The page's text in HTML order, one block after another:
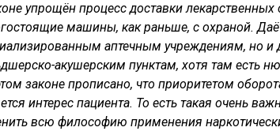
упрощён процесс доставки лекарственных
машины, как раньше, с охраной.
аптечным учреждениям, но
акушерским пунктам, хотя там есть
законе прописано, что приоритетом
интерес пациента. То есть такая очень
всю философию применения